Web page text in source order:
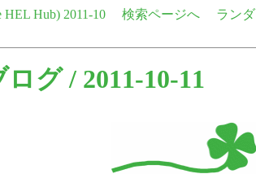
HEL Hub) 2011-10 検索ページへ
ランダ
ログ/ 2011-10-11